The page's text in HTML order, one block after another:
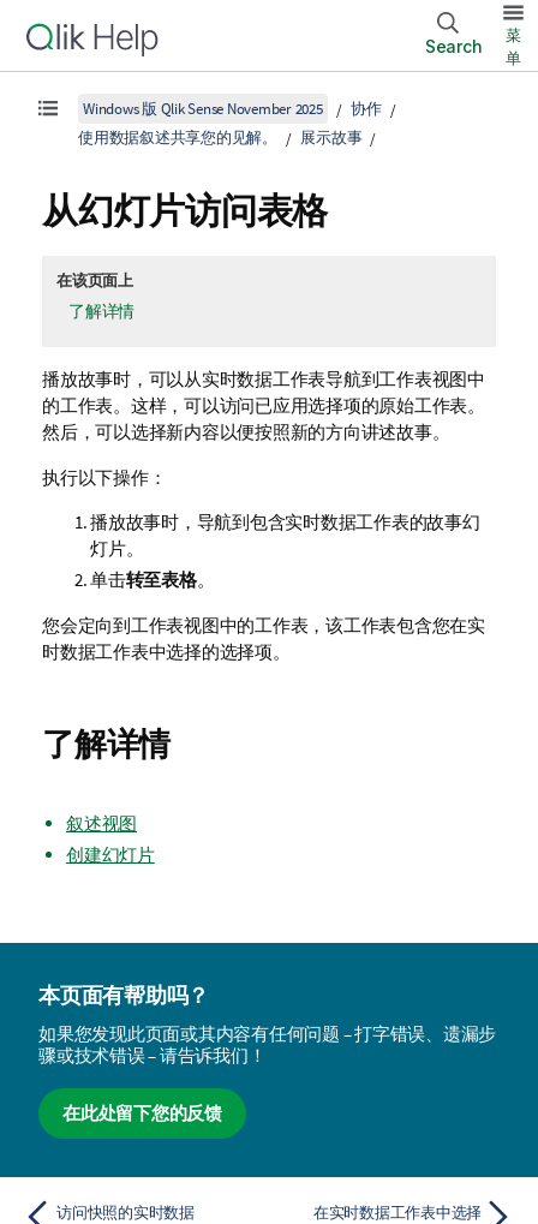
Search
菜
单
Windows 版 Qlik Sense November 2025
协作
使用数据叙述共享您的见解。
展示故事
从幻灯片访问表格
在该页面上
了解详情
播放故事时，可以从实时数据工作表导航到工作表视图中
的工作表。这样，可以访问已应用选择项的原始工作表。
然后，可以选择新内容以便按照新的方向讲述故事。
执行以下操作：
播放故事时，导航到包含实时数据工作表的故事幻
灯片。
单击转至表格。
您会定向到工作表视图中的工作表，该工作表包含您在实
时数据工作表中选择的选择项。
了解详情
叙述视图
创建幻灯片
本页面有帮助吗？
如果您发现此页面或其内容有任何问题 – 打字错误、遗漏步
骤或技术错误 – 请告诉我们！
在此处留下您的反馈
访问快照的实时数据 在实时数据工作表中选择